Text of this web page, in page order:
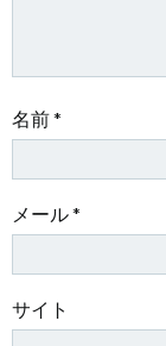
名前*
メール*
サイト